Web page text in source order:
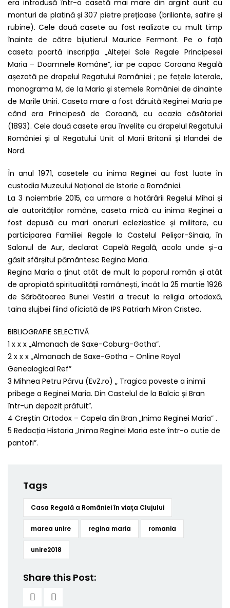
era introdusă într-o casetă mai mare din argint aurit cu
monturi de platină și 307 pietre prețioase (briliante, safire și
rubine). Cele două casete au fost realizate cu mult timp
înainte de către bijutierul Maurice Fermont. Pe o față
caseta poartă inscripția „Alteței Sale Regale Principesei
Maria – Doamnele Române”, iar pe capac Coroana Regală
așezată pe drapelul Regatului României ; pe fețele laterale,
monograma M, de la Maria și stemele României de dinainte
de Marile Uniri. Caseta mare a fost dăruită Reginei Maria pe
când era Principesă de Coroană, cu ocazia căsătoriei
(1893). Cele două casete erau învelite cu drapelul Regatului
României și al Regatului Unit al Marii Britanii și Irlandei de
Nord.
În anul 1971, casetele cu inima Reginei au fost luate în
custodia Muzeului Național de Istorie a României.
La 3 noiembrie 2015, ca urmare a hotărârii Regelui Mihai și
ale autorităților române, caseta mică cu inima Reginei a
fost depusă cu mari onoruri ecleziastice și militare, cu
participarea Familiei Regale la Castelul Pelișor-Sinaia, în
Salonul de Aur, declarat Capelă Regală, acolo unde și-a
găsit sfârșitul pământesc Regina Maria.
Regina Maria a ținut atât de mult la poporul român și atât
de apropiată spiritualității românești, încât la 25 martie 1926
de Sărbătoarea Bunei Vestiri a trecut la religia ortodoxă,
taina slujbei fiind oficiată de IPS Patriarh Miron Cristea.
BIBLIOGRAFIE SELECTIVĂ
1 x x x „Almanach de Saxe-Coburg-Gotha”.
2 x x x „Almanach de Saxe-Gotha – Online Royal
Genealogical Ref”
3 Mihnea Petru Pârvu (EvZ.ro) „ Tragica poveste a inimii
pribege a Reginei Maria. Din Castelul de la Balcic și Bran
într-un depozit prăfuit”.
4 Creștin Ortodox – Capela din Bran „Inima Reginei Maria” .
5 Redacția Historia „Inima Reginei Maria este într-o cutie de
pantofi”.
Tags
Casa Regală a României în viaţa Clujului
marea unire regina maria romania
unire2018
Share this Post: